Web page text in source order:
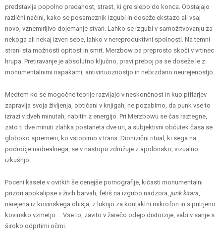
predstavlja popolno predanost, strast, ki gre slepo do konca. Obstajajo
različni načini, kako se posameznik izgubi in doseže ekstazo ali vsaj
novo, vznemirljivo dojemanje stvari. Lahko se izgubi v samožrtvovanju za
nekoga ali nekaj izven sebe, lahko v nereproduktivni spolnosti. Na temni
strani sta možnosti opitost in smrt. Merzbow pa preprosto skoči v vrtinec
hrupa. Pretiravanje je absolutno ključno, pravi preboj pa se doseže le z
monumentalnimi napakami, antivirtuoznostjo in nebrzdano neurejenostjo.
Medtem ko se mogočne teorije razvijajo v neskončnost in kup piflarjev
zapravlja svoja življenja, obtičani v knjigah, ne pozabimo, da punk vse to
izrazi v dveh minutah, nabitih z energijo. Pri Merzbowu se čas raztegne,
zato ti dve minuti zlahka postaneta dve uri, a subjektivni občutek časa se
globoko spremeni, ko vstopimo v trans. Dionizični ritual, ki sega na
področje nadrealnega, se v nastopu združuje z apolonsko, vizualno
izkušnjo.
Poceni kasete v ovitkih še cenejše pornografije, kičasti monumentalni
prizori apokalipse v živih barvah, fetiš na izgubo nadzora, junk kitara,
narejena iz kovinskega ohišja, z luknjo za kontaktni mikrofon in s pritrjeno
kovinsko vzmetjo … Vse to, zavito v žarečo odejo distorzije, vabi v sanje s
široko odprtimi očmi.